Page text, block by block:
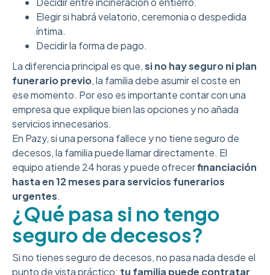
Elegir si habrá velatorio, ceremonia o despedida
íntima.
Decidir la forma de pago.
La diferencia principal es que,si no hay seguro ni plan
funerario previo, la familia debe asumir el coste en
ese momento. Por eso es importante contar con una
empresa que explique bien las opciones y no añada
servicios innecesarios.
En Pazy, si una persona fallece y no tiene seguro de
decesos, la familia puede llamar directamente. El
equipo atiende 24 horas y puede ofrecerfinanciación
hasta en 12 meses para servicios funerarios
urgentes.
¿Qué pasa si no tengo
seguro de decesos?
Si no tienes seguro de decesos, no pasa nada desde el
punto de vista práctico: tu familia puede contratar